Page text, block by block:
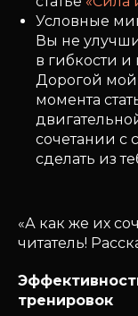
Условные
Вы не
в гибкости и
Дорогой мой
момента
сочетании с
сделать из
«А как же их
читатель!
тренировок